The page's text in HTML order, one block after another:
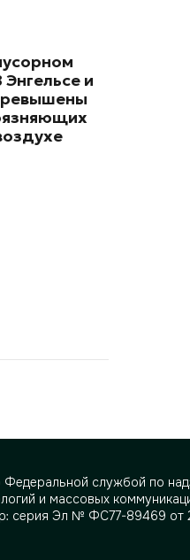
и
службой по
и массовых
серия Эл № ФС77-89469 от